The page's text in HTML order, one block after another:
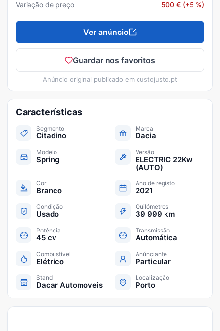
Variação de preço
500 € (+5 %)
Ver anúncio
Guardar nos favoritos
Anúncio original publicado em custojusto.pt
Características
Segmento
Citadino
Marca
Dacia
Modelo
Spring
Versão
ELECTRIC 22Kw
(AUTO)
Cor
Branco
Ano de registo
2021
Condição
Usado
Quilómetros
39 999 km
Potência
45 cv
Transmissão
Automática
Combustível
Elétrico
Anúnciante
Particular
Stand
Dacar Automoveis
Localização
Porto